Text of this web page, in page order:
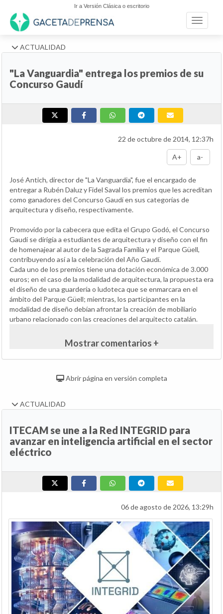
Ir a Versión Clásica o escritorio
Toggle
ACTUALIDAD
"La Vanguardia" entrega los premios de su
Concurso Gaudí
22 de octubre de 2014, 12:37h
A+ a-
José Antich, director de "La Vanguardia", fue el encargado de
entregar a Rubén Daluz y Fidel Saval los premios que les acreditan
como ganadores del Concurso Gaudí en sus categorías de
arquitectura y diseño, respectivamente.
Promovido por la cabecera que edita el Grupo Godó, el Concurso
Gaudí se dirigía a estudiantes de arquitectura y diseño con el fin
de homenajear al autor de la Sagrada Familia y el Parque Güell,
contribuyendo así a la celebración del Año Gaudí.
Cada uno de los premios tiene una dotación económica de 3.000
euros; en el caso de la modalidad de arquitectura, la propuesta era
el diseño de una guardería o ludoteca que se enmarcara en el
ámbito del Parque Güell; mientras, los participantes en la
modalidad de diseño debían afrontar la creación de mobiliario
urbano relacionado con las creaciones del arquitecto catalán.
Mostrar comentarios +
Abrir página en versión completa
ACTUALIDAD
ITECAM se une a la Red INTEGRID para
avanzar en inteligencia artificial en el sector
eléctrico
06 de agosto de 2026, 13:29h